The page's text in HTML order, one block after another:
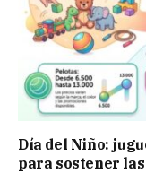
Día del Niño:
para sostener